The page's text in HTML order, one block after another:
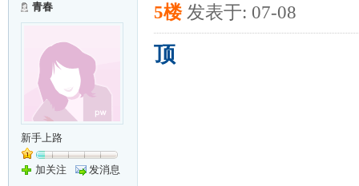
青春
新手上路
加关注 发消息
5楼 发表于: 07-08
顶